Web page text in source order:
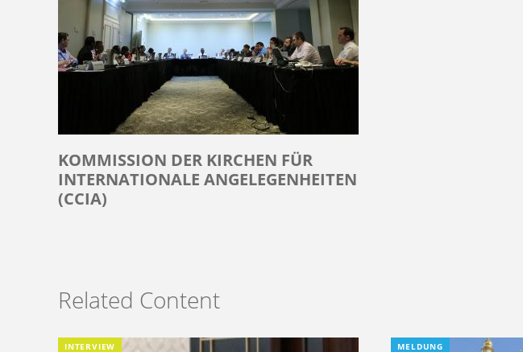
KOMMISSION DER KIRCHEN FÜR
INTERNATIONALE ANGELEGENHEITEN
(CCIA)
Related Content
INTERVIEW MELDUNG